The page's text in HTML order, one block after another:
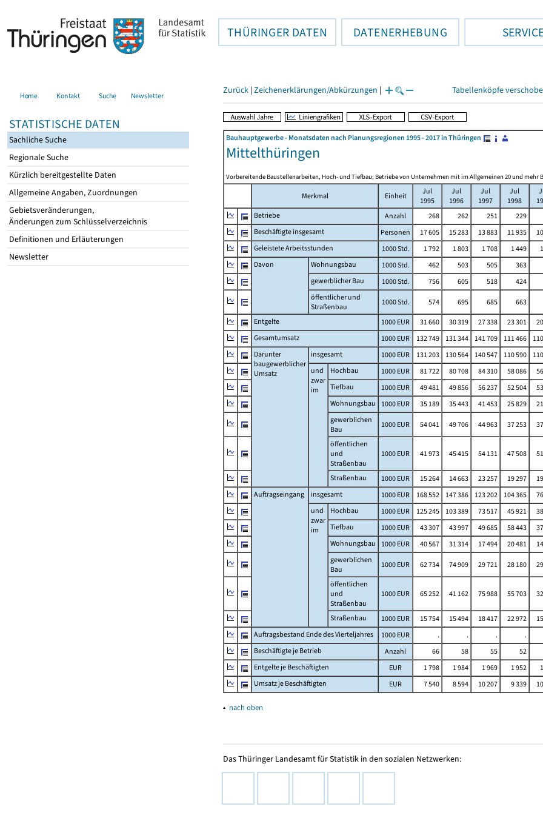
THÜRINGER DATEN DATENERHEBUNG
Home Kontakt Suche Newsletter
STATISTISCHE DATEN
Sachliche Suche
Regionale Suche
Kürzlich bereitgestellte Daten
Allgemeine Angaben, Zuordnungen
Gebietsveränderungen,
Änderungen zum Schlüsselverzeichnis
Definitionen und Erläuterungen
Newsletter
Zurück | Zeichenerklärungen/Abkürzungen | Tabellenköpfe
Bauhauptgewerbe - Monatsdaten nach Planungsregionen 1995 - 2017 in Thüringen
Mittelthüringen
Vorbereitende Baustellenarbeiten, Hoch- und Tiefbau; Betriebe von Unternehmen mit im Allgemeinen 20 und mehr
Merkmal Einheit
Jul
1995
Jul
1996
Jul
1997
Jul
1998
Betriebe
Anzahl 268 262 251 229
Beschäftigte insgesamt
Personen 17 605 15 283 13 883 11 935
Geleistete Arbeitsstunden
1000 Std. 1 792 1 803 1 708 1 449
Davon
Wohnungsbau 1000 Std. 462 503 505 363
gewerblicher Bau
1000 Std. 756 605 518 424
öffentlicher und
Straßenbau
1000 Std. 574 695 685 663
Entgelte
1000 EUR 31 660 30 319 27 338 23 301
Gesamtumsatz
1000 EUR 132 749 131 344 141 709 111 466
Darunter
baugewerblicher
Umsatz
insgesamt 1000 EUR 131 203 130 564 140 547 110 590
und
zwar
im
Hochbau 1000 EUR 81 722 80 708 84 310 58 086
Tiefbau
1000 EUR 49 481 49 856 56 237 52 504
Wohnungsbau
1000 EUR 35 189 35 443 41 453 25 829
gewerblichen
Bau
1000 EUR 54 041 49 706 44 963 37 253
öffentlichen
und
Straßenbau
1000 EUR 41 973 45 415 54 131 47 508
Straßenbau 1000 EUR 15 264 14 663 23 257 19 297
Auftragseingang
insgesamt 1000 EUR 168 552 147 386 123 202 104 365
und
zwar
im
Hochbau 1000 EUR 125 245 103 389 73 517 45 921
Tiefbau
1000 EUR 43 307 43 997 49 685 58 443
Wohnungsbau
1000 EUR 40 567 31 314 17 494 20 481
gewerblichen
Bau
1000 EUR 62 734 74 909 29 721 28 180
öffentlichen
und
Straßenbau
1000 EUR 65 252 41 162 75 988 55 703
Straßenbau 1000 EUR 15 754 15 494 18 417 22 972
Auftragsbestand Ende des Vierteljahres
1000 EUR . . . .
Beschäftigte je Betrieb
Anzahl 66 58 55 52
Entgelte je Beschäftigten
EUR 1 798 1 984 1 969 1 952
Umsatz je Beschäftigten
EUR 7 540 8 594 10 207 9 339
▴ nach oben
Das Thüringer Landesamt für Statistik in den sozialen Netzwerken: